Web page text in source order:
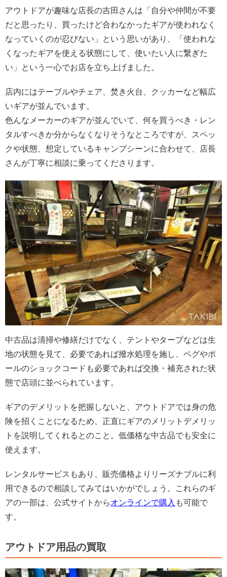
アウトドアが趣味な店長の吉田さんは「自分や仲間が不要
だと思ったり、買ったけど合わなかったギアが使われなく
なっていくのが忍びない」という思いがあり、「使われな
くなったギアを使える状態にして、使いたい人に繋ぎた
い」という一心でお店を立ち上げました。
店内にはテーブルやチェア、焚き火台、クッカーなど幅広
いギアが並んでいます。
色んなメーカーのギアが並んでいて、何を買うべき・レン
タルすべきか分からなくなりそうなところですが、スペッ
クや状態、想定しているキャンプシーンに合わせて、店長
さんが丁寧に相談に乗ってくださります。
中古品は清掃や修繕だけでなく、テントやタープなどは生
地の状態を見て、必要であれば撥水処理を施し、ペグやポ
ールのショックコードも必要であれば交換・補充された状
態で店頭に並べられています。
ギアのデメリットを把握しないと、アウトドアでは身の危
険を招くことになるため、正直にギアのメリットデメリッ
トを説明してくれるとのこと。低価格な中古品でも安全に
使えます。
レンタルサービスもあり、販売価格よりリーズナブルに利
用できるので相談してみてはいかがでしょう。これらのギ
アの一部は、公式サイトからオンラインで購入 も可能で
す。
アウトドア用品の買取